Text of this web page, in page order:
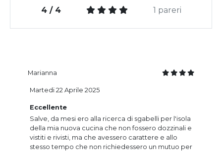
4 / 4 1 pareri
Marianna
Eccellente
Salve, da mesi ero alla ricerca di sgabelli per l'isola
della mia nuova cucina che non fossero dozzinali e
vistiti e rivisti, ma che avessero carattere e allo
stesso tempo che non richiedessero un mutuo per
Martedi 22 Aprile 2025